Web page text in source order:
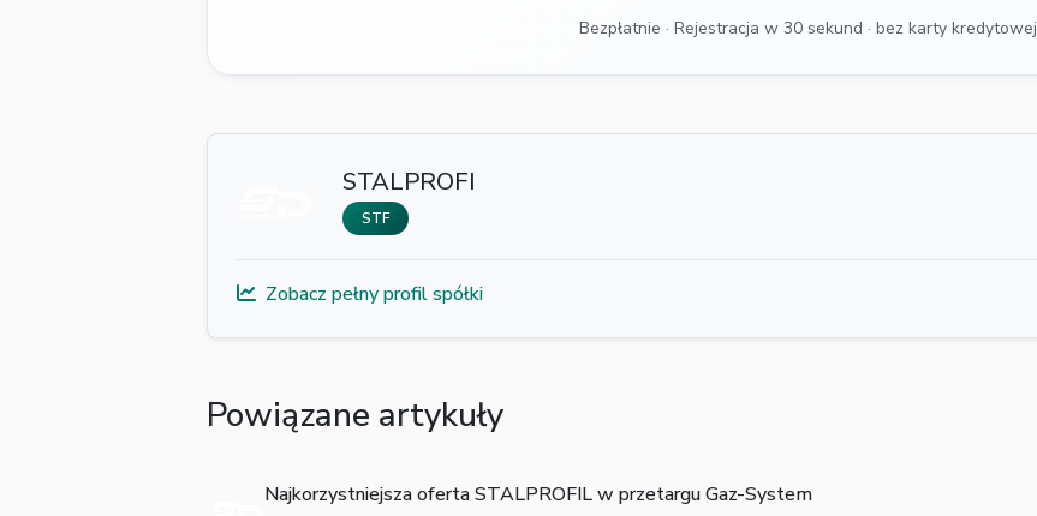
Bezpłatnie · Rejestracja w 30 sekund · bez karty kredytowej
STALPROFI
STF
Zobacz pełny profil spółki
Powiązane artykuły
Najkorzystniejsza oferta STALPROFIL w przetargu Gaz-System